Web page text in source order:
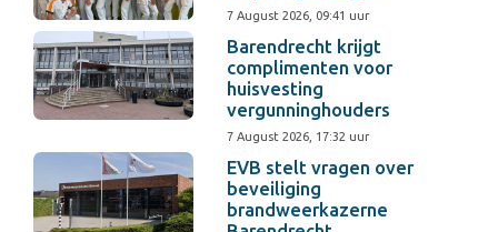
7 August 2026, 09:41 uur
Barendrecht krijgt
complimenten voor
huisvesting
vergunninghouders
7 August 2026, 17:32 uur
EVB stelt vragen over
beveiliging
brandweerkazerne